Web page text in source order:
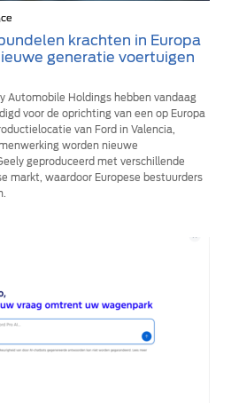
krachten in Europa
generatie voertuigen
Automobile Holdings hebben vandaag
voor de oprichting van een op Europa
van Ford in Valencia,
worden nieuwe
geproduceerd met verschillende
markt, waardoor Europese bestuurders